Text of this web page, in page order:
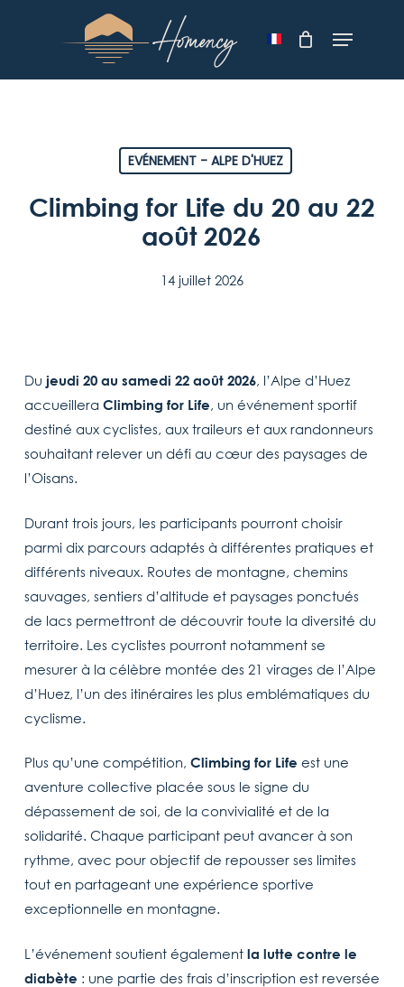
content
Menu
EVÉNEMENT - ALPE D'HUEZ
Climbing for Life du 20 au 22
août 2026
14 juillet 2026
Du jeudi 20 au samedi 22 août 2026, l’Alpe d’Huez
accueillera Climbing for Life, un événement sportif
destiné aux cyclistes, aux traileurs et aux randonneurs
souhaitant relever un défi au cœur des paysages de
l’Oisans.
Durant trois jours, les participants pourront choisir
parmi dix parcours adaptés à différentes pratiques et
différents niveaux. Routes de montagne, chemins
sauvages, sentiers d’altitude et paysages ponctués
de lacs permettront de découvrir toute la diversité du
territoire. Les cyclistes pourront notamment se
mesurer à la célèbre montée des 21 virages de l’Alpe
d’Huez, l’un des itinéraires les plus emblématiques du
cyclisme.
Plus qu’une compétition, Climbing for Life est une
aventure collective placée sous le signe du
dépassement de soi, de la convivialité et de la
solidarité. Chaque participant peut avancer à son
rythme, avec pour objectif de repousser ses limites
tout en partageant une expérience sportive
exceptionnelle en montagne.
L’événement soutient également la lutte contre le
diabète : une partie des frais d’inscription est reversée